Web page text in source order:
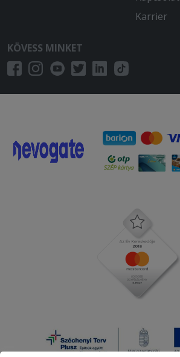
Karrier
KÖVESS MINKET